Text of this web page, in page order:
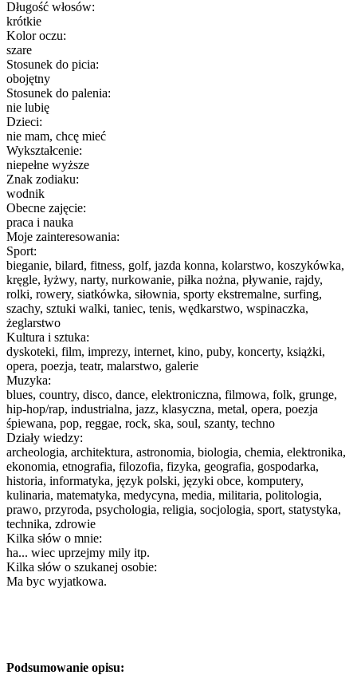
Długość włosów:
krótkie
Kolor oczu:
szare
Stosunek do picia:
obojętny
Stosunek do palenia:
nie lubię
Dzieci:
nie mam, chcę mieć
Wykształcenie:
niepełne wyższe
Znak zodiaku:
wodnik
Obecne zajęcie:
praca i nauka
Moje zainteresowania:
Sport:
bieganie, bilard, fitness, golf, jazda konna, kolarstwo, koszykówka,
kręgle, łyżwy, narty, nurkowanie, piłka nożna, pływanie, rajdy,
rolki, rowery, siatkówka, siłownia, sporty ekstremalne, surfing,
szachy, sztuki walki, taniec, tenis, wędkarstwo, wspinaczka,
żeglarstwo
Kultura i sztuka:
dyskoteki, film, imprezy, internet, kino, puby, koncerty, książki,
opera, poezja, teatr, malarstwo, galerie
Muzyka:
blues, country, disco, dance, elektroniczna, filmowa, folk, grunge,
hip-hop/rap, industrialna, jazz, klasyczna, metal, opera, poezja
śpiewana, pop, reggae, rock, ska, soul, szanty, techno
Działy wiedzy:
archeologia, architektura, astronomia, biologia, chemia, elektronika,
ekonomia, etnografia, filozofia, fizyka, geografia, gospodarka,
historia, informatyka, język polski, języki obce, komputery,
kulinaria, matematyka, medycyna, media, militaria, politologia,
prawo, przyroda, psychologia, religia, socjologia, sport, statystyka,
technika, zdrowie
Kilka słów o mnie:
ha... wiec uprzejmy mily itp.
Kilka słów o szukanej osobie:
Ma byc wyjatkowa.
Podsumowanie opisu: